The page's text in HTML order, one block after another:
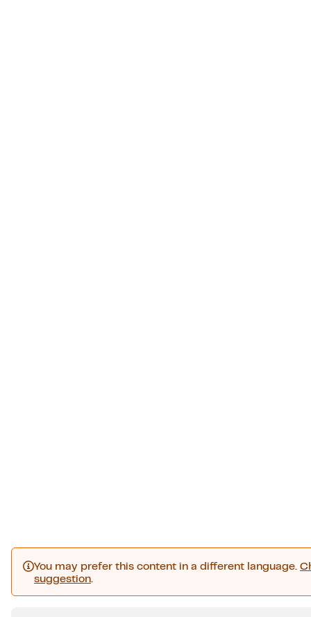
You may prefer this content in a different language.
suggestion.